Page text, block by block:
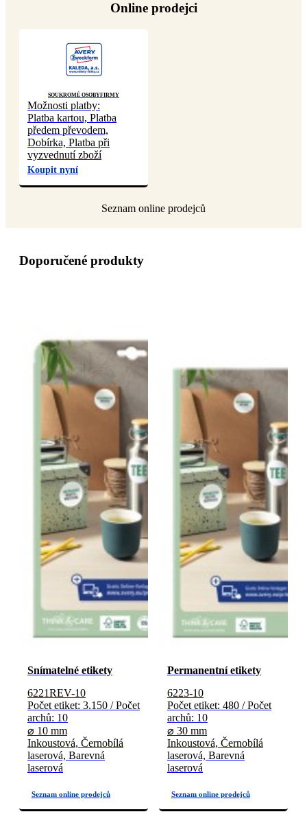
Online prodejci
Soukromé osobyFirmy
Možnosti platby:
Platba kartou, Platba
předem převodem,
Dobírka, Platba při
vyzvednutí zboží
Koupit nyní
Doporučené produkty
Snímatelné etikety
6221REV-10
Počet etiket: 3.150 / Počet
archů: 10
⌀ 10 mm
Inkoustová, Černobílá
laserová, Barevná
laserová
Permanentní etikety
6223-10
Počet etiket: 480 / Počet
archů: 10
⌀ 30 mm
Inkoustová, Černobílá
laserová, Barevná
laserová